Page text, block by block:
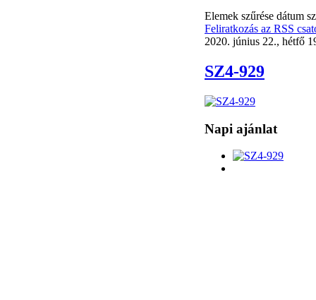
Elemek szűrése dátum
Feliratkozás az RSS
2020. június 22., hétfő
SZ4-929
Napi ajánlat